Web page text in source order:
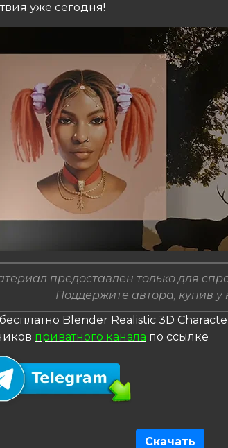
уже сегодня!
предоставлен только для
Поддержите автора, купив у
Blender Realistic 3D
приватного канала по ссылке
Скачать